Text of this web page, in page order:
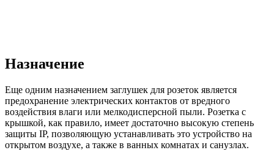
Назначение
Еще одним назначением заглушек для розеток является
предохранение электрических контактов от вредного
воздействия влаги или мелкодисперсной пыли. Розетка с
крышкой, как правило, имеет достаточно высокую степень
защиты IP, позволяющую устанавливать это устройство на
открытом воздухе, а также в ванных комнатах и санузлах.